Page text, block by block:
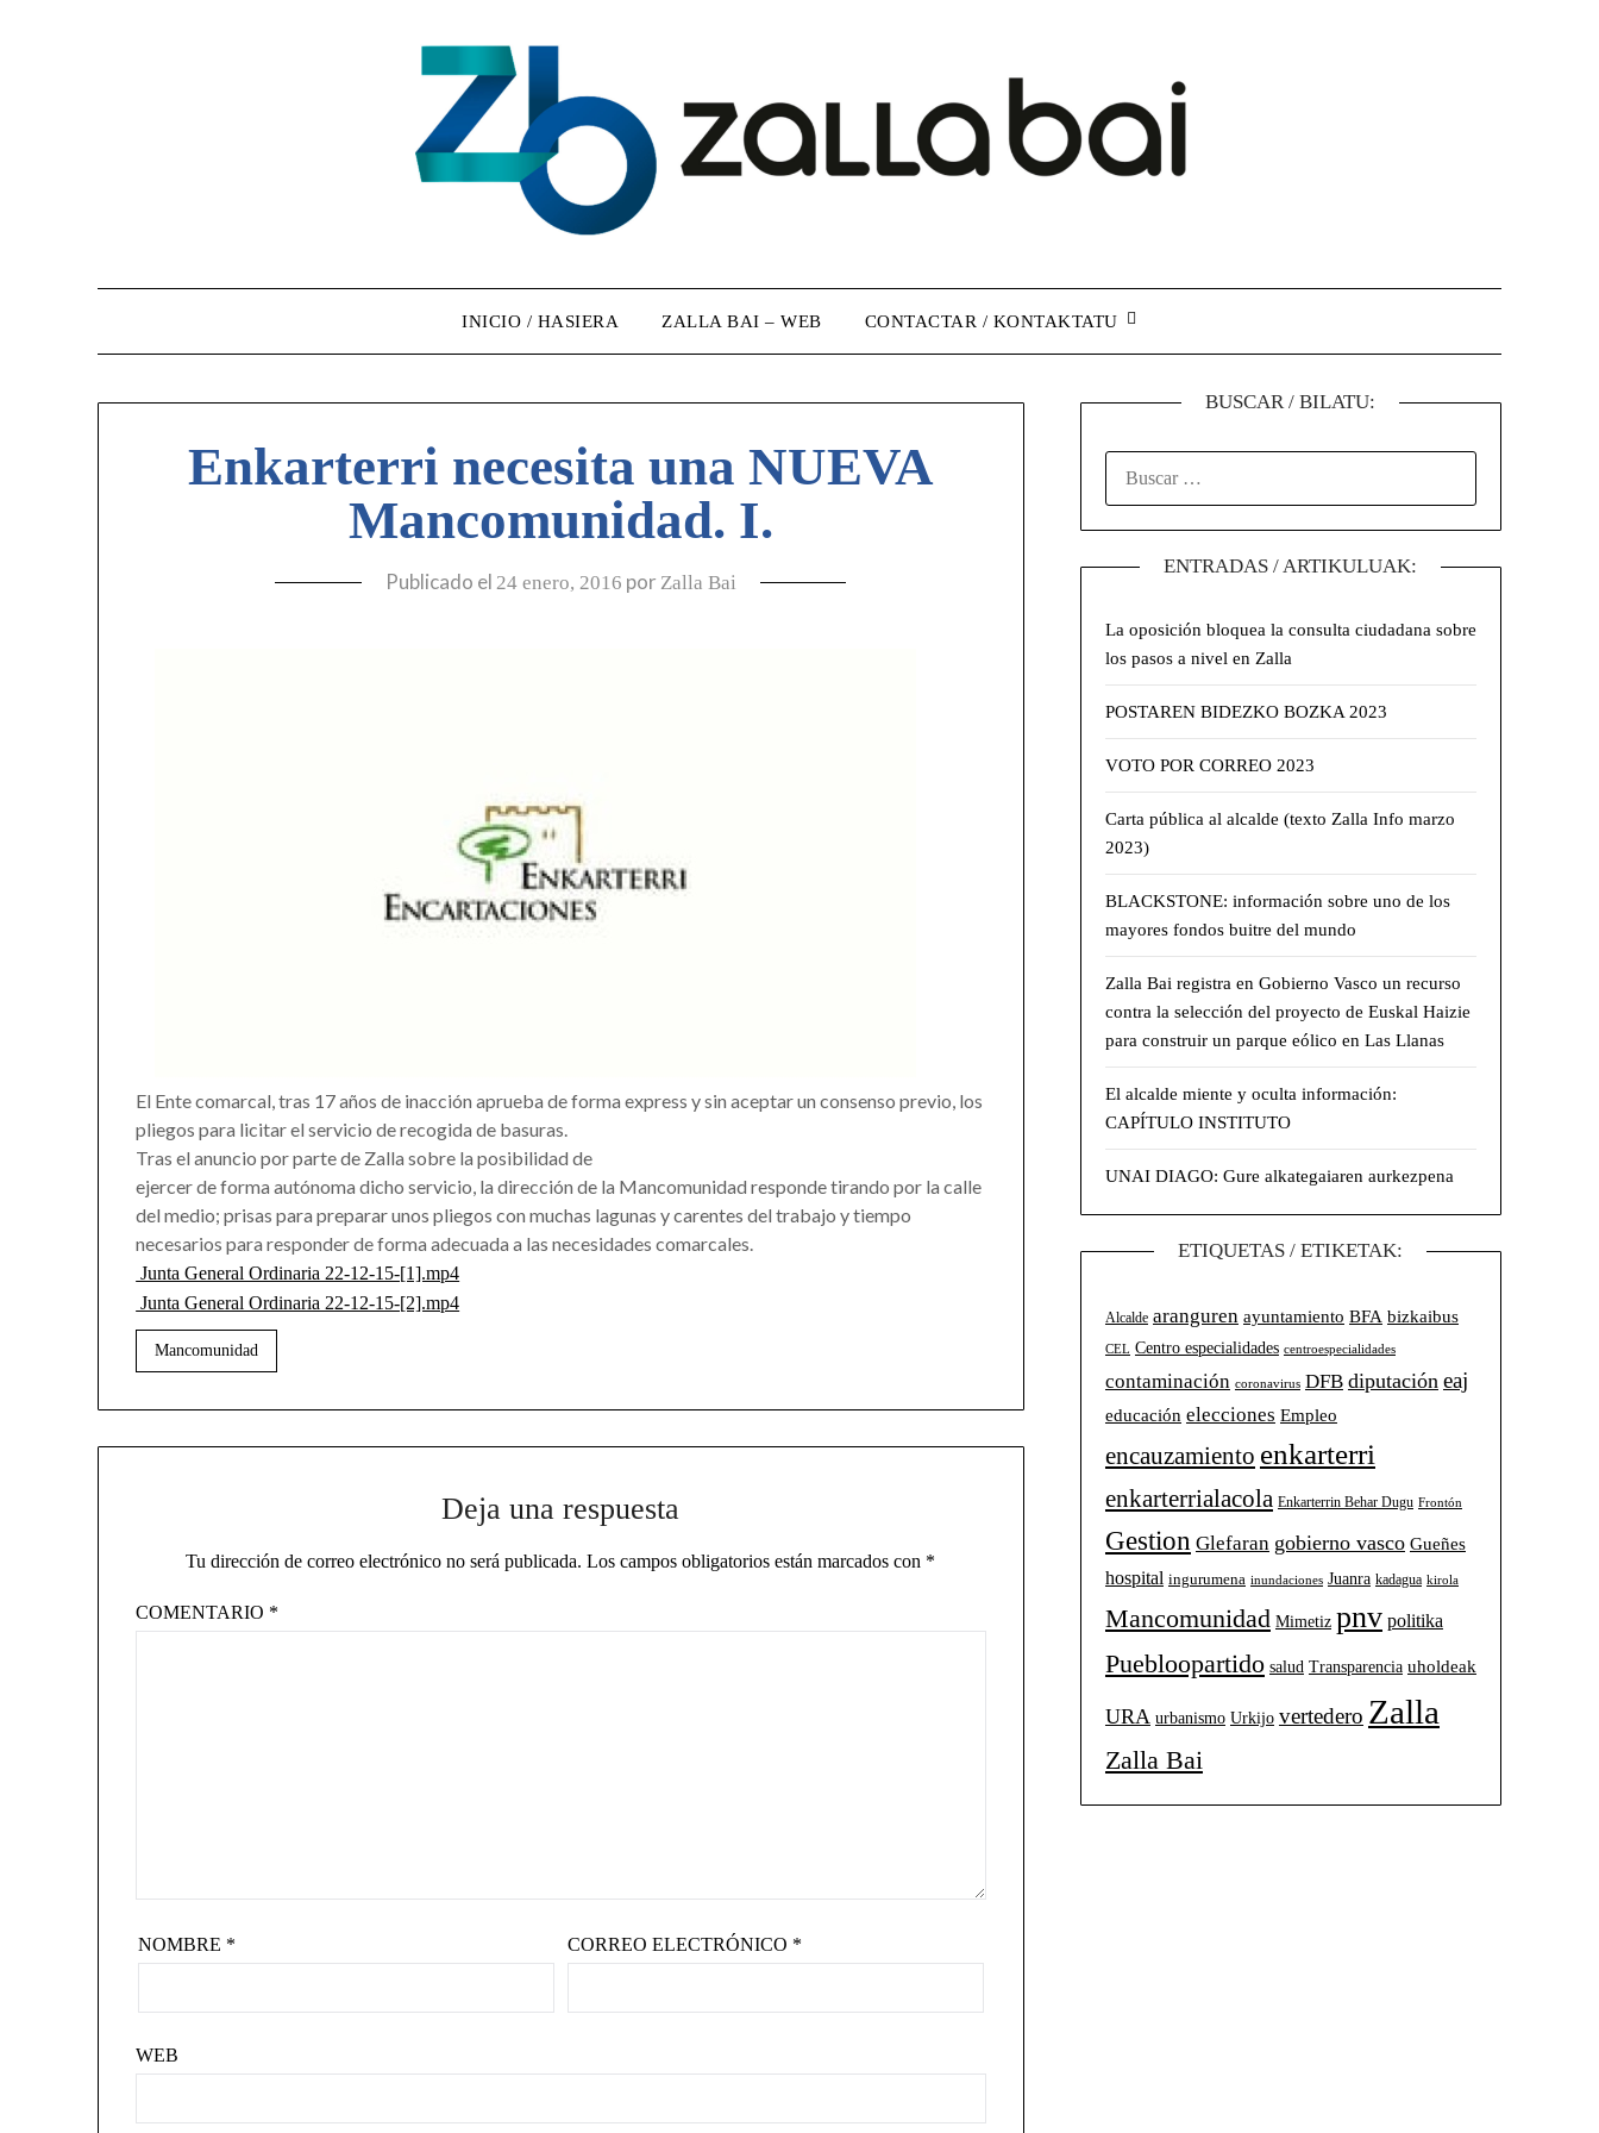
INICIO / HASIERA ZALLA BAI – WEB CONTACTAR / KONTAKTATU
Enkarterri necesita una NUEVA
Mancomunidad. I.
Publicado el 24 enero, 2016 por Zalla Bai
El Ente comarcal, tras 17 años de inacción aprueba de forma express y sin aceptar un consenso previo, los
pliegos para licitar el servicio de recogida de basuras.
Tras el anuncio por parte de Zalla sobre la posibilidad de
ejercer de forma autónoma dicho servicio, la dirección de la Mancomunidad responde tirando por la calle
del medio; prisas para preparar unos pliegos con muchas lagunas y carentes del trabajo y tiempo
necesarios para responder de forma adecuada a las necesidades comarcales.
Junta General Ordinaria 22-12-15-[1].mp4
Junta General Ordinaria 22-12-15-[2].mp4
Mancomunidad
Deja una respuesta
Tu dirección de correo electrónico no será publicada. Los campos obligatorios están marcados con *
COMENTARIO *
NOMBRE * CORREO ELECTRÓNICO *
WEB
BUSCAR / BILATU:
ENTRADAS / ARTIKULUAK:
La oposición bloquea la consulta ciudadana sobre
los pasos a nivel en Zalla
POSTAREN BIDEZKO BOZKA 2023
VOTO POR CORREO 2023
Carta pública al alcalde (texto Zalla Info marzo
2023)
BLACKSTONE: información sobre uno de los
mayores fondos buitre del mundo
Zalla Bai registra en Gobierno Vasco un recurso
contra la selección del proyecto de Euskal Haizie
para construir un parque eólico en Las Llanas
El alcalde miente y oculta información:
CAPÍTULO INSTITUTO
UNAI DIAGO: Gure alkategaiaren aurkezpena
ETIQUETAS / ETIKETAK:
Alcalde aranguren ayuntamiento BFA bizkaibus
CEL Centro especialidades centroespecialidades
contaminación coronavirus DFB diputación eaj
educación elecciones Empleo
encauzamiento enkarterri
enkarterrialacola Enkarterrin Behar Dugu Frontón
Gestion Glefaran gobierno vasco Gueñes
hospital ingurumena inundaciones Juanra kadagua kirola
Mancomunidad Mimetiz pnv politika
Puebloopartido salud Transparencia uholdeak
URA urbanismo Urkijo vertedero Zalla
Zalla Bai